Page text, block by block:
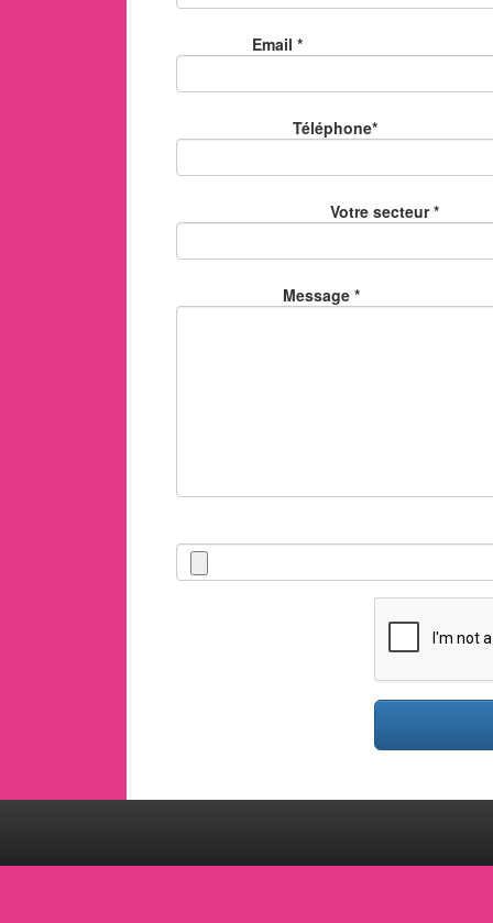
Email *
Téléphone*
Votre secteur *
Message *